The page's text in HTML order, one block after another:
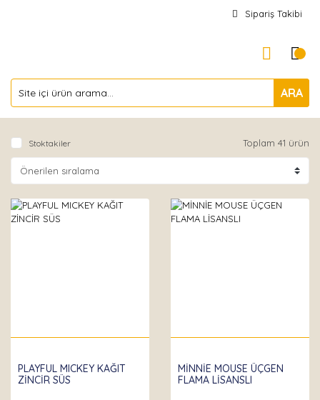
Sipariş Takibi
ARA
Stoktakiler Toplam 41 ürün
PLAYFUL MICKEY KAĞIT
ZİNCİR SÜS
MİNNİE MOUSE ÜÇGEN
FLAMA LİSANSLI